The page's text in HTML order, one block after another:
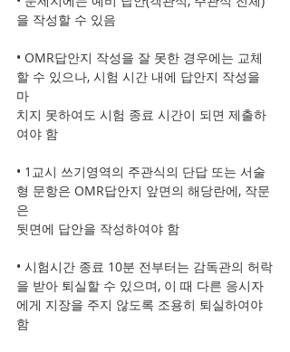
을 작성할 수 있음
• OMR답안지 작성을 잘 못한 경우에는 교체
할 수 있으나, 시험 시간 내에 답안지 작성을
마
치지 못하여도 시험 종료 시간이 되면 제출하
여야 함
• 1교시 쓰기영역의 주관식의 단답 또는 서술
형 문항은 OMR답안지 앞면의 해당란에, 작문
은
뒷면에 답안을 작성하여야 함
• 시험시간 종료 10분 전부터는 감독관의 허락
을 받아 퇴실할 수 있으며, 이 때 다른 응시자
에게 지장을 주지 않도록 조용히 퇴실하여야
함